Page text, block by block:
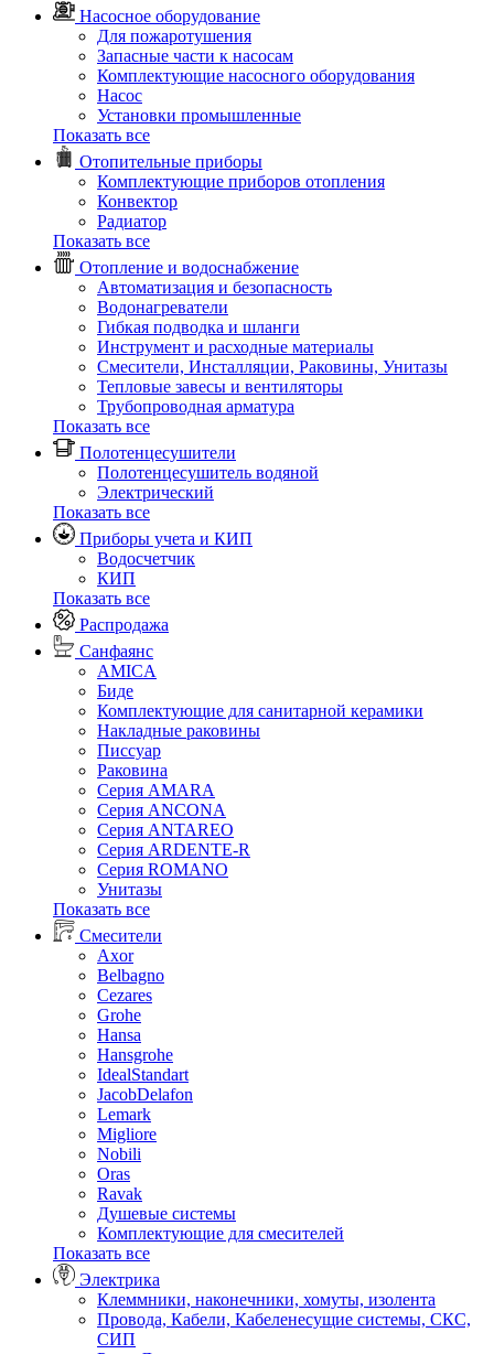
Насосное оборудование
Для пожаротушения
Запасные части к насосам
Комплектующие насосного оборудования
Насос
Установки промышленные
Показать все
Отопительные приборы
Комплектующие приборов отопления
Конвектор
Радиатор
Показать все
Отопление и водоснабжение
Автоматизация и безопасность
Водонагреватели
Гибкая подводка и шланги
Инструмент и расходные материалы
Смесители, Инсталляции, Раковины, Унитазы
Тепловые завесы и вентиляторы
Трубопроводная арматура
Показать все
Полотенцесушители
Полотенцесушитель водяной
Электрический
Показать все
Приборы учета и КИП
Водосчетчик
КИП
Показать все
Распродажа
Санфаянс
AMICA
Биде
Комплектующие для санитарной керамики
Накладные раковины
Писсуар
Раковина
Серия AMARA
Серия ANCONA
Серия ANTAREO
Серия ARDENTE-R
Серия ROMANO
Унитазы
Показать все
Смесители
Axor
Belbagno
Cezares
Grohe
Hansa
Hansgrohe
IdealStandart
JacobDelafon
Lemark
Migliore
Nobili
Oras
Ravak
Душевые системы
Комплектующие для смесителей
Показать все
Электрика
Клеммники, наконечники, хомуты, изолента
Провода, Кабели, Кабеленесущие системы, СКС,
СИП